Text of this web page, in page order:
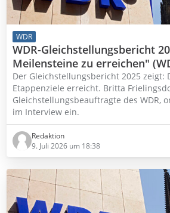
WDR
WDR-Gleichstellungsbericht
Meilensteine zu erreichen"
Der Gleichstellungsbericht 2025 zeigt:
Etappenziele erreicht. Britta
Gleichstellungsbeauftragte des WDR,
im Interview ein.
Redaktion
9. Juli 2026 um 18:38